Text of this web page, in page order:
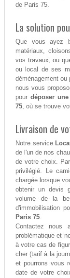
de Paris 75.
La solution
Que vous ayez
matériaux,
vos travaux, ou
ou local de ses
déménagement ou
nous vous
pour déposer
75, où se trouve
Livraison de
Notre service
de l'un de nos
de votre choix.
privilégié. Le
chargée lorsque
obtenir un devis
volume de la
d'immobilisation
Paris 75.
Contactez nous
problématique et
à votre cas de
cher (tarif à la
et pourrons vous
date de votre